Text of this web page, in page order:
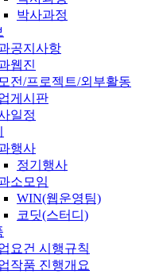
박사과정
공지사항
웹진
전/프로젝트/외부활동
게시판
일정
행사
정기행사
소모임
WIN(웹운영팀)
코딧(스터디)
요건 시행규칙
작품 진행개요